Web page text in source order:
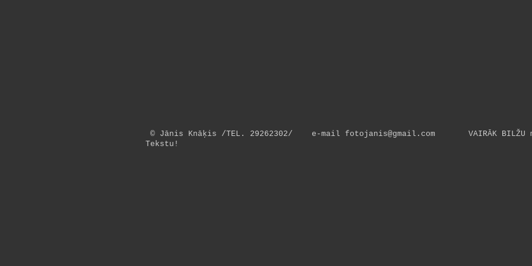
© Jānis Knāķis /TEL. 29262302/ e-mail fotojanis@gmail.com VAIRĀK BILŽU
Tekstu!